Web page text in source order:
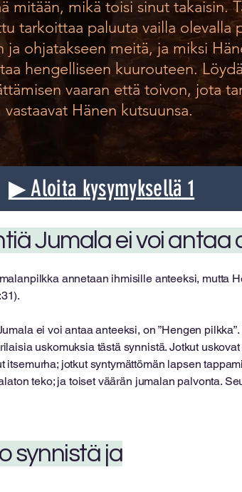
mitään, mikä toisi sinut takaisin.
tarkoittaa paluuta vailla olevalla
ohjatakseen meitä, ja miksi
hengelliseen kuurouteen.
vaaran että toivon, jota
vastaavat Hänen kutsuunsa.
▶ Aloita kysymyksellä 1
Jumala ei voi antaa
annetaan ihmisille anteeksi, mutta
ei voi antaa anteeksi, on ”Hengen
​​uskomuksia tästä synnistä. Jotkut
itsemurha; jotkut syntymättömän lapsen
teko; ja toiset väärän jumalan palvonta.
synnistä ja